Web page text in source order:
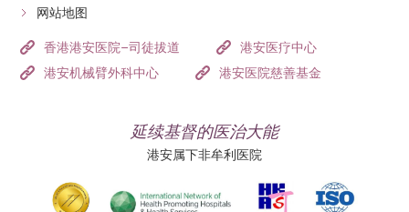
网站地图
香港港安医院–司徒拔道
港安医疗中心
港安机械臂外科中心
港安医院慈善基金
延续基督的医治大能
港安属下非牟利医院